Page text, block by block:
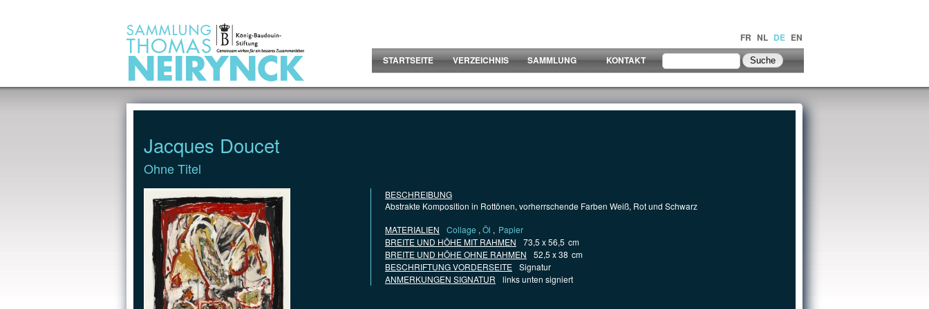
FR NL DE EN
STARTSEITE
VERZEICHNIS SAMMLUNG KONTAKT
Jacques Doucet
Ohne Titel
BESCHREIBUNG
Abstrakte Komposition in Rottönen, vorherrschende Farben Weiß, Rot und Schwarz
MATERIALIEN
Collage , Öl , Papier
BREITE UND HÖHE MIT RAHMEN
73,5 x 56,5 cm
BREITE UND HÖHE OHNE RAHMEN
52,5 x 38 cm
BESCHRIFTUNG VORDERSEITE Signatur
ANMERKUNGEN SIGNATUR
links unten signiert